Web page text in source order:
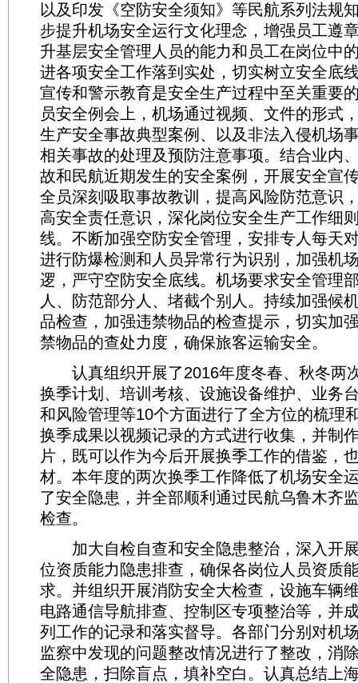
以及印发《空防安全须知》等民航系列法规
步提升机场安全运行文化理念，增强员工遵
升基层安全管理人员的能力和员工在岗位中
进各项安全工作落到实处，切实树立安全底
宣传和警示教育是安全生产过程中至关重要
员安全例会上，机场通过视频、文件的形式
生产安全事故典型案例、以及非法入侵机场
相关事故的处理及预防注意事项。结合业内
故和民航近期发生的安全案例，开展安全宣
全员深刻吸取事故教训，提高风险防范意识
高安全责任意识，深化岗位安全生产工作细
线。不断加强空防安全管理，安排专人每天
进行防爆检测和人员异常行为识别，加强机
逻，严守空防安全底线。机场要求安全管理
人、防范部分人、堵截个别人。持续加强候
品检查，加强违禁物品的检查提示，切实加
禁物品的查处力度，确保旅客运输安全。
认真组织开展了2016年度冬春、秋冬两
换季计划、培训考核、设施设备维护、业务
和风险管理等10个方面进行了全方位的梳理
换季成果以视频记录的方式进行收集，并制
片，既可以作为今后开展换季工作的借鉴，
材。本年度的两次换季工作降低了机场安全
了安全隐患，并全部顺利通过民航乌鲁木齐
检查。
加大自检自查和安全隐患整治，深入开
位资质能力隐患排查，确保各岗位人员资质
求。并组织开展消防安全大检查，设施车辆
电路通信导航排查、控制区专项整治等，并
列工作的记录和落实督导。各部门分别对机
监察中发现的问题整改情况进行了整改，消
全隐患，扫除盲点，填补空白。认真总结上